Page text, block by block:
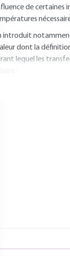
de certaines
introduit
dont la
lequel les